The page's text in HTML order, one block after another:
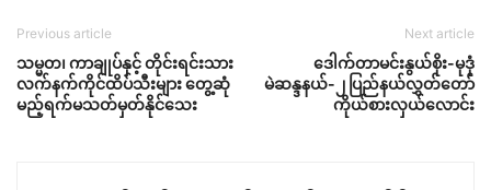
Previous article
သမ္မတ၊ ကာချုပ်နှင့် တိုင်းရင်းသား
လက်နက်ကိုင်ထိပ်သီးများ တွေ့ဆုံ
မည့်ရက်မသတ်မှတ်နိုင်သေး
Next article
ဒေါက်တာမင်းနွယ်စိုး-မုဒုံ
မဲဆန္ဒနယ်-၂ ပြည်နယ်လွှတ်တော်
ကိုယ်စားလှယ်လောင်း